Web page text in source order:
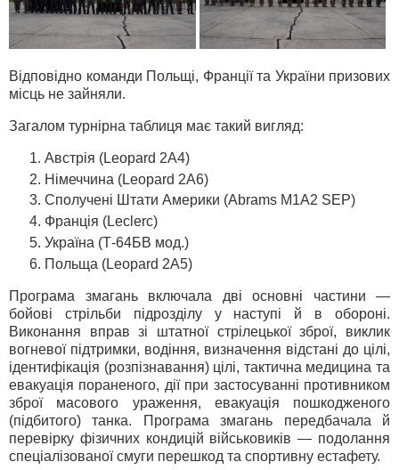
Відповідно команди Польщі, Франції та України призових
місць не зайняли.
Загалом турнірна таблиця має такий вигляд:
Австрія (Leopard 2A4)
Німеччина (Leopard 2A6)
Сполучені Штати Америки (Abrams M1A2 SEP)
Франція (Leclerc)
Україна (Т-64БВ мод.)
Польща (Leopard 2A5)
Програма змагань включала дві основні частини —
бойові стрільби підрозділу у наступі й в обороні.
Виконання вправ зі штатної стрілецької зброї, виклик
вогневої підтримки, водіння, визначення відстані до цілі,
ідентифікація (розпізнавання) цілі, тактична медицина та
евакуація пораненого, дії при застосуванні противником
зброї масового ураження, евакуація пошкодженого
(підбитого) танка. Програма змагань передбачала й
перевірку фізичних кондицій військовиків — подолання
спеціалізованої смуги перешкод та спортивну естафету.